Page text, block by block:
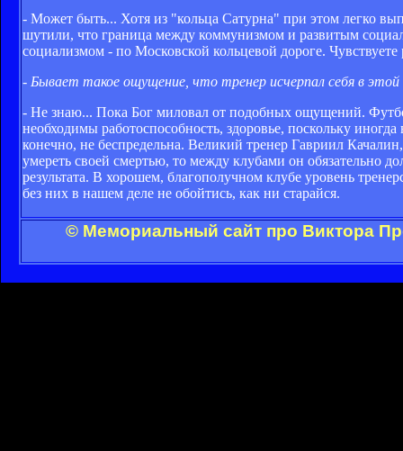
- Может быть... Хотя из "кольца Сатурна" при этом легко
шутили, что граница между коммунизмом и развитым
социализмом - по Московской кольцевой дороге. Чувствуете
- Бывает такое ощущение, что тренер исчерпал себя в этой
- Не знаю... Пока Бог миловал от подобных ощущений.
необходимы работоспособность, здоровье, поскольку
конечно, не беспредельна. Великий тренер Гавриил
умереть своей смертью, то между клубами он обязательно
результата. В хорошем, благополучном клубе уровень
без них в нашем деле не обойтись, как ни старайся.
© Мемориальный сайт про Виктора